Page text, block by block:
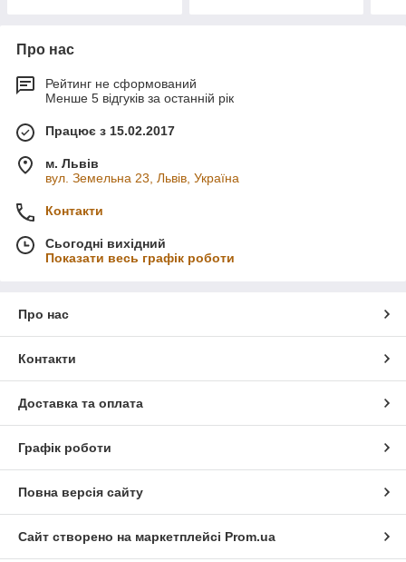
Про нас
Рейтинг не сформований
Менше 5 відгуків за останній рік
Працює з 15.02.2017
м. Львів
вул. Земельна 23, Львів, Україна
Контакти
Сьогодні вихідний
Показати весь графік роботи
Про нас
Контакти
Доставка та оплата
Графік роботи
Повна версія сайту
Сайт створено на маркетплейсі Prom.ua